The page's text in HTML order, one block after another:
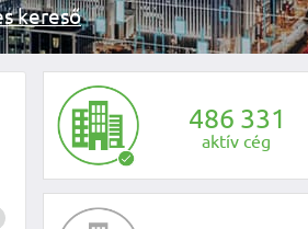
Részletes kereső
vegye fel velünk a kapcsolatot az alábbi
486 331
aktív cég